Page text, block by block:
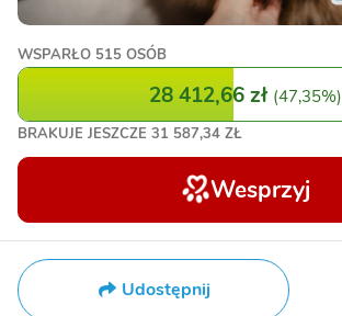
WSPARŁO 515 OSÓB
28 412,66 zł (47,35%)
BRAKUJE JESZCZE 31 587,34 ZŁ
Wesprzyj
Udostępnij